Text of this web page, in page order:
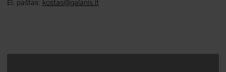
El. paštas: kostas@galanis.lt